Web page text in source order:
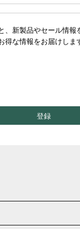
、新製品やセール情
な情報をお届けしま
登録